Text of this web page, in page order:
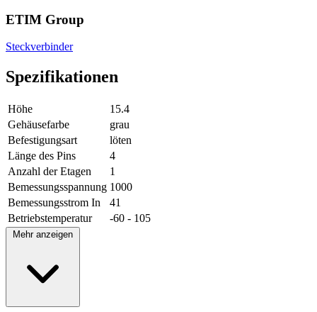
ETIM Group
Steckverbinder
Spezifikationen
Höhe
15.4
Gehäusefarbe
grau
Befestigungsart
löten
Länge des Pins
4
Anzahl der Etagen
1
Bemessungsspannung 1000
Bemessungsstrom In
41
Betriebstemperatur
-60 - 105
Mehr anzeigen